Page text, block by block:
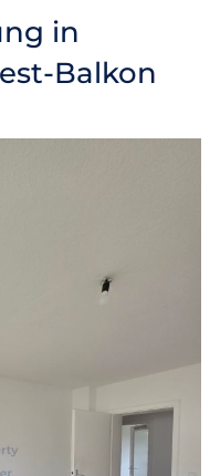
in
Balkon